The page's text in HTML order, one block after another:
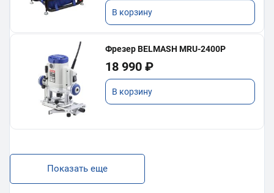
В корзину
Фрезер BELMASH MRU-2400P
18 990 ₽
В корзину
Показать еще